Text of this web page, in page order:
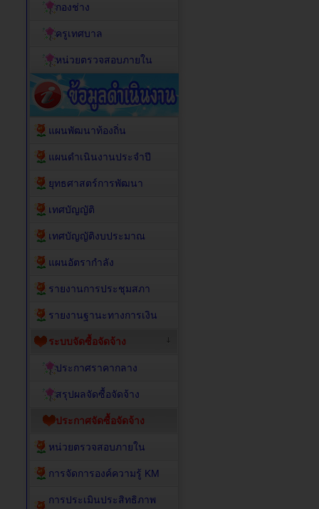
กองช่าง
ครูเทศบาล
หน่วยตรวจสอบภายใน
แผนพัฒนาท้องถิ่น
แผนดำเนินงานประจำปี
ยุทธศาสตร์การพัฒนา
เทศบัญญัติ
เทศบัญญัติงบประมาณ
แผนอัตรากำลัง
รายงานการประชุมสภา
รายงานฐานะทางการเงิน
ระบบจัดซื้อจัดจ้าง
ประกาศราคากลาง
สรุปผลจัดซื้อจัดจ้าง
ประกาศจัดซื้อจัดจ้าง
หน่วยตรวจสอบภายใน
การจัดการองค์ความรู้ KM
การประเมินประสิทธิภาพ